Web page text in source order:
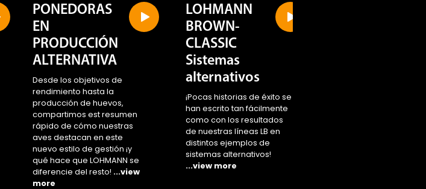
PONEDORAS
EN
PRODUCCIÓN
ALTERNATIVA
Desde los objetivos de
rendimiento hasta la
producción de huevos,
compartimos est resumen
rápido de cómo nuestras
aves destacan en este
nuevo estilo de gestión ¡y
qué hace que LOHMANN se
diferencie del resto! ...view
more
LOHMANN
BROWN-
CLASSIC
Sistemas
alternativos
¡Pocas historias de éxito se
han escrito tan fácilmente
como con los resultados
de nuestras líneas LB en
distintos ejemplos de
sistemas alternativos!
...view more